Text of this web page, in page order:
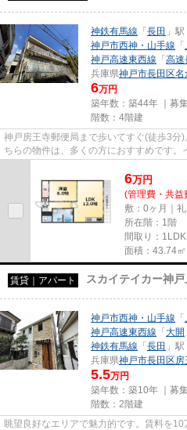
神鉄有馬線 「 長田 」
神戸市西神・山手線 「
神戸高速東西線 「 高速
兵庫県神戸市長田区名
6万円
築年数：築44年 ｜募
階数：4階建
神戸房王寺郵便局まで歩いてすぐ(徒歩3分
ちらの物件は、多くの方におすすめです
6万円
(管理費・共益
敷：0ヶ月｜
所在階：1階
間取り：1LDK
面積：43.74㎡
賃貸｜アパート スカイテイカー神戸
神戸市西神・山手線 「
神戸高速東西線 「 大開
神鉄有馬線 「 長田 」
兵庫県神戸市長田区房
5.5万円
築年数：築10年 ｜募
階数：2階建
眺望良好なエリアで魅力的です。賃料を